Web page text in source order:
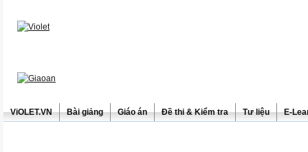
ViOLET.VN Bài giảng Giáo án Đề thi & Kiểm tra Tư liệu E-